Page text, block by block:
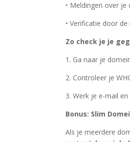
• Meldingen over je
• Verificatie door
Zo check je je
1. Ga naar je
2. Controleer je
3. Werk je e-mail
Bonus: Slim
Als je meerdere